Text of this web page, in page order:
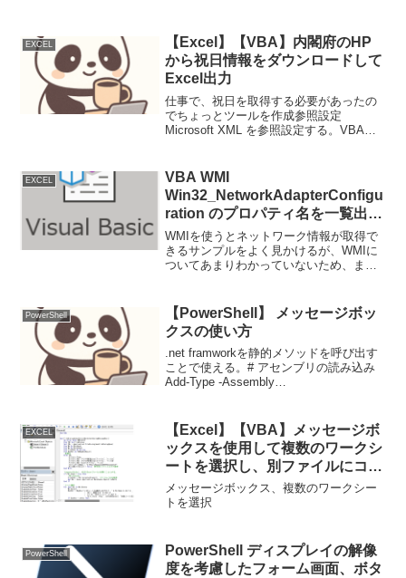
EXCEL
【Excel】【VBA】内閣府のHP
から祝日情報をダウンロードして
Excel出力
仕事で、祝日を取得する必要があったの
でちょっとツールを作成参照設定
Microsoft XML を参照設定する。VBAの
ル）をダウンロードする。ダウンロード
したフ...
EXCEL
VBA WMI
Win32_NetworkAdapterConfigu
ration のプロパティ名を一覧出力
するサンプル
WMIを使うとネットワーク情報が取得で
きるサンプルをよく見かけるが、WMIに
ついてあまりわかっていないため、まず
のプロパティ名の一覧を出力するサンプ
ルコード...
PowerShell
【PowerShell】 メッセージボッ
クスの使い方
.net framworkを静的メソッドを呼び出す
ことで使える。# アセンブリの読み込み
Add-Type -Assembly
::Show("省略...
EXCEL
【Excel】【VBA】メッセージボ
ックスを使用して複数のワークシ
ートを選択し、別ファイルにコピ
ーできるファイルダイアログボッ
クスの実装例
メッセージボックス、複数のワークシー
トを選択
PowerShell
PowerShell ディスプレイの解像
度を考慮したフォーム画面、ボタ